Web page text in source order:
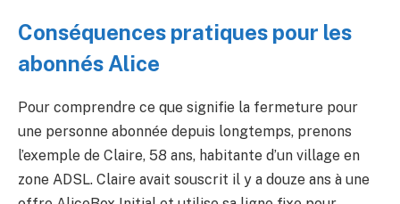
Conséquences pratiques pour les
abonnés Alice
Pour comprendre ce que signifie la fermeture pour
une personne abonnée depuis longtemps, prenons
l’exemple de Claire, 58 ans, habitante d’un village en
zone ADSL. Claire avait souscrit il y a douze ans à une